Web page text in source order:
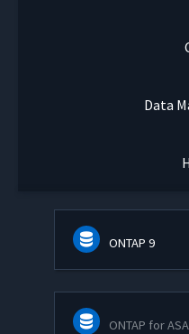
Data
ONTAP 9
ONTAP for